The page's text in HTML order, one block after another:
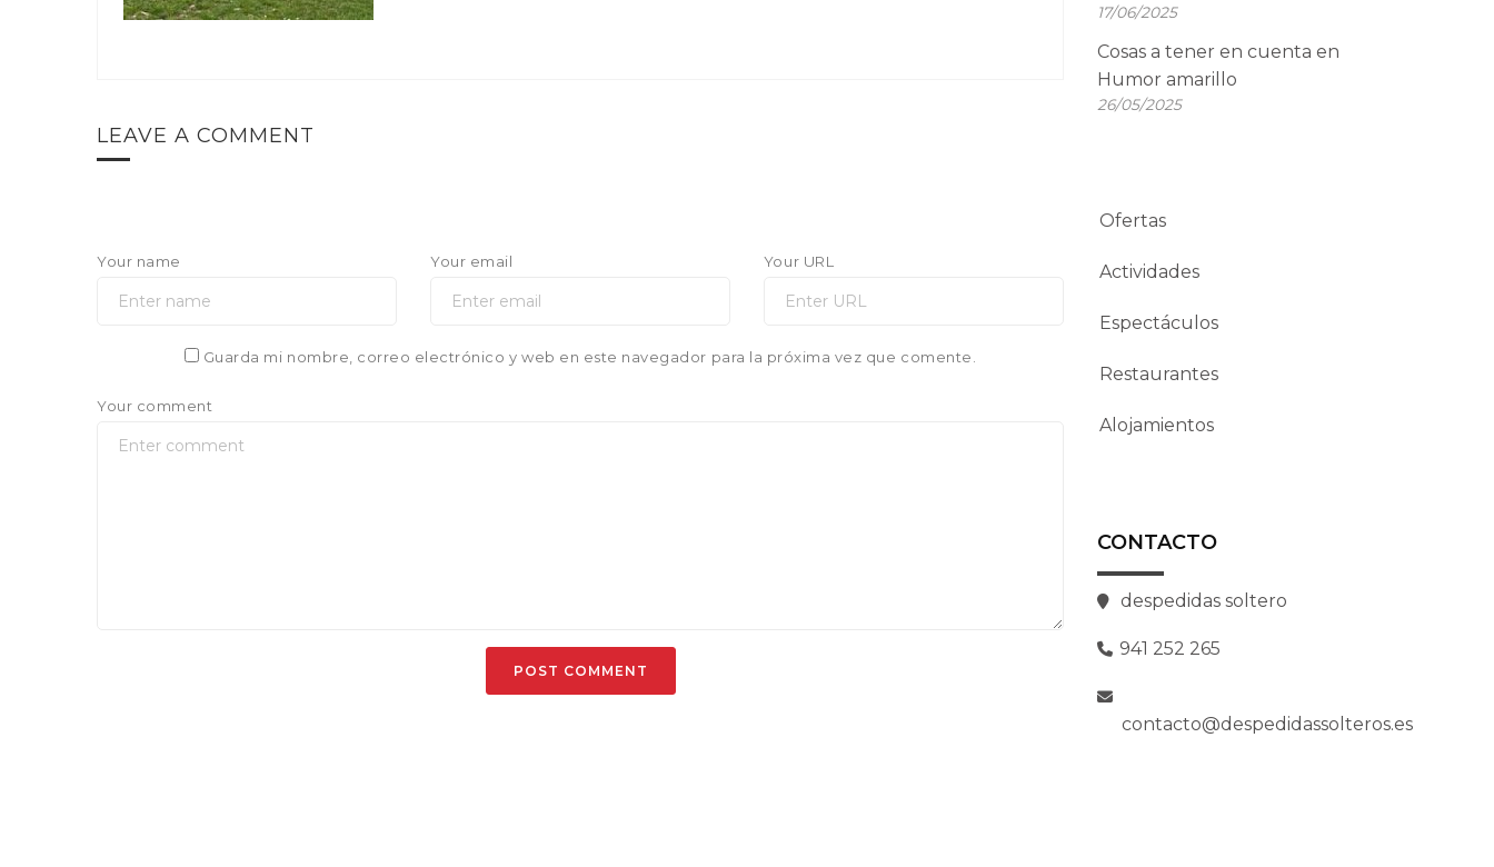
LEAVE A COMMENT
Your name Your email Your URL
Guarda mi nombre, correo electrónico y web en este navegador para la próxima vez que comente.
Your comment
17/06/2025
Cosas a tener en cuenta en
Humor amarillo
26/05/2025
Ofertas
Actividades
Espectáculos
Restaurantes
Alojamientos
CONTACTO
despedidas soltero
941 252 265
contacto@despedidassolteros.es